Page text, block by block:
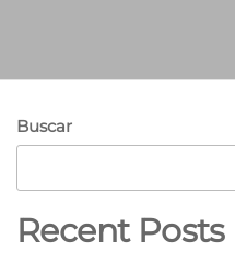
Buscar
Recent Posts